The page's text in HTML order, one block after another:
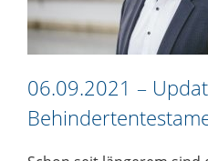
06.09.2021 –